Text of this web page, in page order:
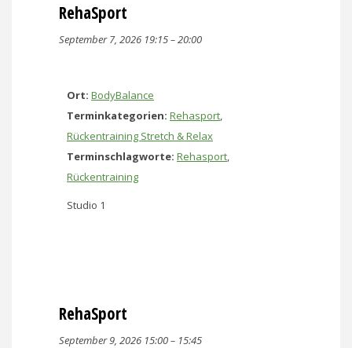
RehaSport
September 7, 2026 19:15–20:00
Ort: BodyBalance
Terminkategorien: Rehasport,
Rückentraining Stretch & Relax
Terminschlagworte: Rehasport,
Rückentraining
Studio 1
RehaSport
September 9, 2026 15:00– 15:45